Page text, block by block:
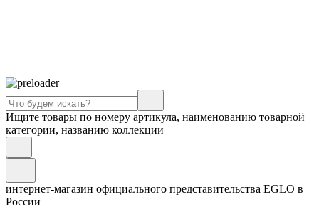
Ищите товары по номеру артикула, наименованию товарной
категории, названию коллекции
интернет-магазин официального представительства EGLO в
России